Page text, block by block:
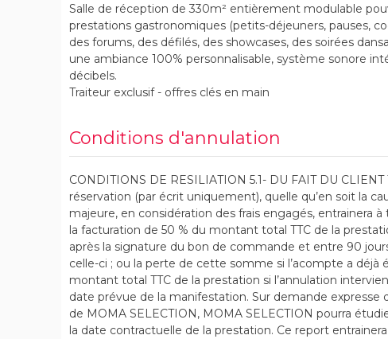
Salle de réception de 330m² entièrement modulable
prestations gastronomiques (petits-déjeuners, pauses,
des forums, des défilés, des showcases, des soirées
une ambiance 100% personnalisable, système sonore
décibels.
Traiteur exclusif - offres clés en main
Conditions d'annulation
CONDITIONS DE RESILIATION 5.1- DU FAIT DU
réservation (par écrit uniquement), quelle qu’en soit la
majeure, en considération des frais engagés, entrainera
la facturation de 50 % du montant total TTC de la
après la signature du bon de commande et entre 90
celle-ci ; ou la perte de cette somme si l’acompte a déjà
montant total TTC de la prestation si l’annulation
date prévue de la manifestation. Sur demande expresse
de MOMA SELECTION, MOMA SELECTION pourra
la date contractuelle de la prestation. Ce report